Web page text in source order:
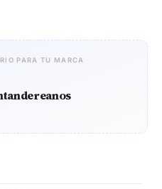
PARA TU MARCA